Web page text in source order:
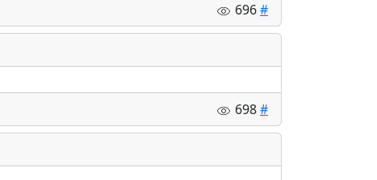
696#
698#